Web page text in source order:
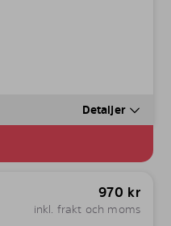
Detaljer
970 kr
inkl. frakt och moms